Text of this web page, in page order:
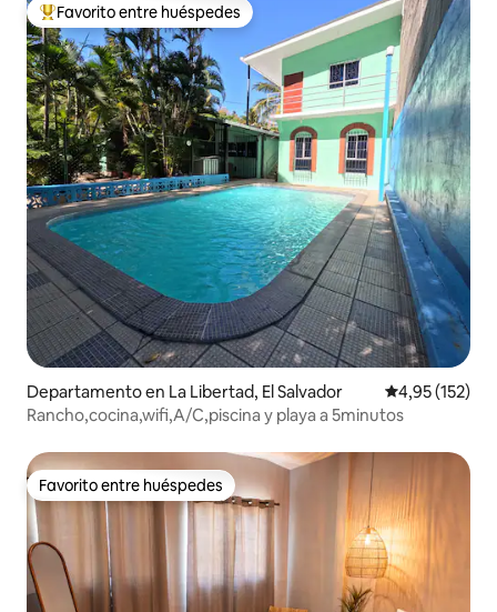
Favorito entre los huéspedes más destacados
Favorito entre huéspedes
Departamento en La Libertad, El Salvador Calificación
4,95 (152)
Rancho,cocina,wifi,A/C,piscina y playa a 5minutos
Favorito entre huéspedes
Favorito entre huéspedes